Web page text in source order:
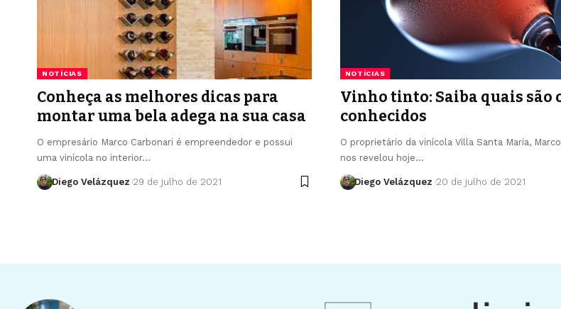
NOTÍCIAS
Conheça as melhores dicas para
montar uma bela adega na sua casa
O empresário Marco Carbonari é empreendedor e possui
uma vinícola no interior…
Diego Velázquez 29 de julho de 2021
NOTÍCIAS
Vinho tinto: Saiba quais são
conhecidos
O proprietário da vinícola Villa Santa Maria,
nos revelou hoje…
Diego Velázquez 20 de julho de 2021